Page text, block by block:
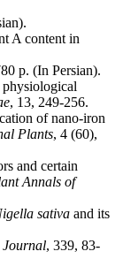
A content in
p. (In Persian).
physiological
, 13, 249-256.
of nano-iron
Plants, 4 (60),
and certain
Annals of
sativa and its
, 339, 83-